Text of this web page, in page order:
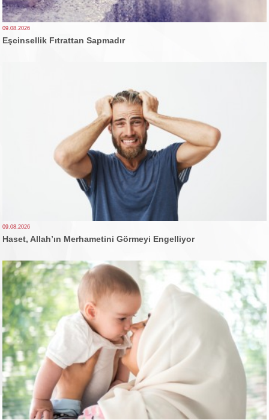
09.08.2026
Eşcinsellik Fıtrattan Sapmadır
09.08.2026
Haset, Allah’ın Merhametini Görmeyi Engelliyor